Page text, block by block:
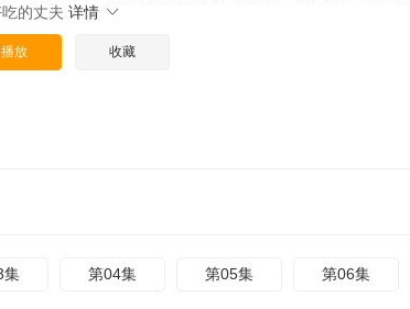
的丈夫 详情
放 收藏
集 第04集 第05集 第06集